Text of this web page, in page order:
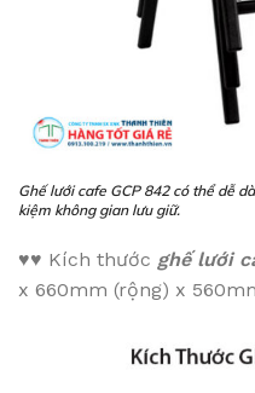
Ghế lưới cafe GCP 842 có thể dễ
kiệm không gian lưu giữ.
♥♥ Kích thước ghế lưới
x 660mm (rộng) x